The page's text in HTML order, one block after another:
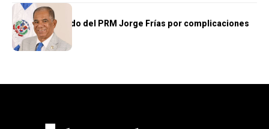
NACIONALES
Fallece diputado del PRM Jorge Frías por complicaciones
de salud